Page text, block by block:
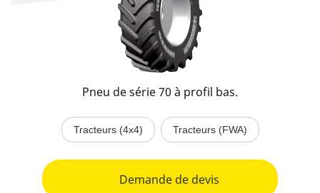
Pneu de série 70 à profil bas.
Tracteurs (4x4) Tracteurs (FWA)
Demande de devis